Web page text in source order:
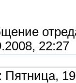
22:27
Пятница,